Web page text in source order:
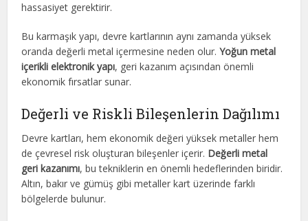
hassasiyet gerektirir.
Bu karmaşık yapı, devre kartlarının aynı zamanda yüksek
oranda değerli metal içermesine neden olur.Yoğun metal
içerikli elektronik yapı, geri kazanım açısından önemli
ekonomik fırsatlar sunar.
Değerli ve Riskli Bileşenlerin Dağılımı
Devre kartları, hem ekonomik değeri yüksek metaller hem
de çevresel risk oluşturan bileşenler içerir. Değerli metal
geri kazanımı, bu tekniklerin en önemli hedeflerinden biridir.
Altın, bakır ve gümüş gibi metaller kart üzerinde farklı
bölgelerde bulunur.